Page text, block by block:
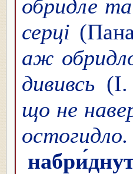
обридле
серці
аж
дививсь
що не